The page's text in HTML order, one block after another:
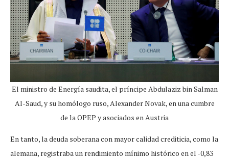
El ministro de Energía saudita, el príncipe Abdulaziz bin Salman
Al-Saud, y su homólogo ruso, Alexander Novak, en una cumbre
de la OPEP y asociados en Austria
En tanto, la deuda soberana con mayor calidad crediticia, como la
alemana, registraba un rendimiento mínimo histórico en el -0,83